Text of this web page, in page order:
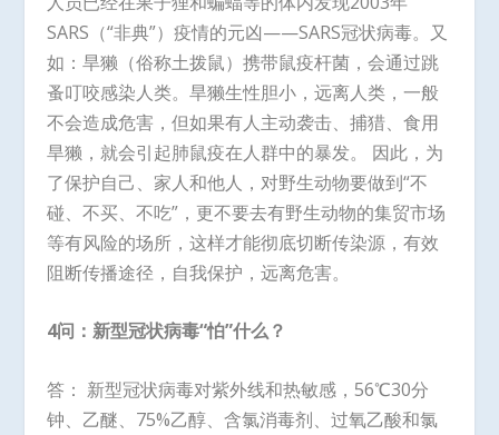
SARS（“非典”）疫情的元凶——SARS冠状病毒。又
如：旱獭（俗称土拨鼠）携带鼠疫杆菌，会通过跳
蚤叮咬感染人类。旱獭生性胆小，远离人类，一般
不会造成危害，但如果有人主动袭击、捕猎、食用
旱獭，就会引起肺鼠疫在人群中的暴发。 因此，为
了保护自己、家人和他人，对野生动物要做到“不
碰、不买、不吃”，更不要去有野生动物的集贸市场
等有风险的场所，这样才能彻底切断传染源，有效
阻断传播途径，自我保护，远离危害。
4问：新型冠状病毒“怕”什么？
答： 新型冠状病毒对紫外线和热敏感，56℃30分
钟、乙醚、75%乙醇、含氯消毒剂、过氧乙酸和氯